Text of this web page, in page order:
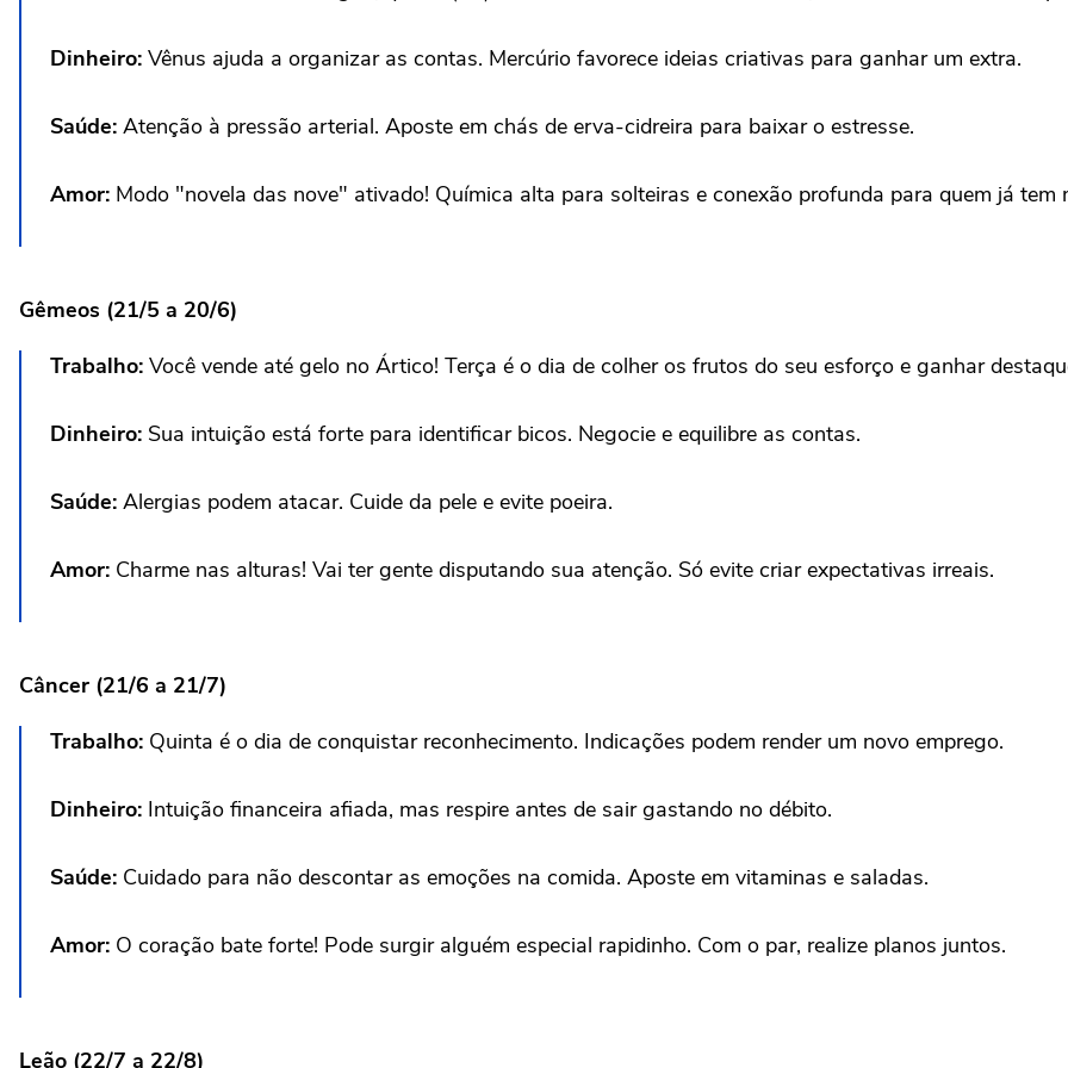
Dinheiro: Vênus ajuda a organizar as contas. Mercúrio favorece ideias criativas para ganhar um extra.
Saúde: Atenção à pressão arterial. Aposte em chás de erva-cidreira para baixar o estresse.
Amor: Modo "novela das nove" ativado! Química alta para solteiras e conexão profunda para quem já tem
Gêmeos (21/5 a 20/6)
Trabalho: Você vende até gelo no Ártico! Terça é o dia de colher os frutos do seu esforço e ganhar
Dinheiro: Sua intuição está forte para identificar bicos. Negocie e equilibre as contas.
Saúde: Alergias podem atacar. Cuide da pele e evite poeira.
Amor: Charme nas alturas! Vai ter gente disputando sua atenção. Só evite criar expectativas irreais.
Câncer (21/6 a 21/7)
Trabalho: Quinta é o dia de conquistar reconhecimento. Indicações podem render um novo emprego.
Dinheiro: Intuição financeira afiada, mas respire antes de sair gastando no débito.
Saúde: Cuidado para não descontar as emoções na comida. Aposte em vitaminas e saladas.
Amor: O coração bate forte! Pode surgir alguém especial rapidinho. Com o par, realize planos juntos.
Leão (22/7 a 22/8)